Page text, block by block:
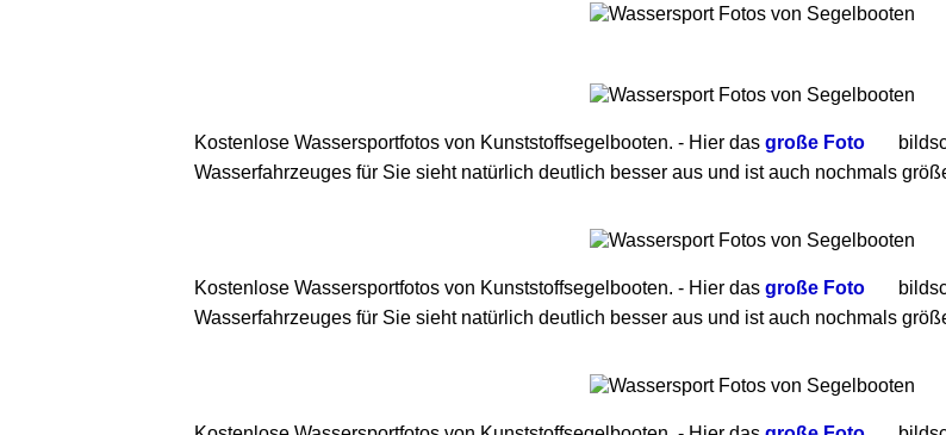
Kostenlose Wassersportfotos von Kunststoffsegelbooten. - Hier das große Foto
Wasserfahrzeuges für Sie sieht natürlich deutlich besser aus und ist auch nochmals
Kostenlose Wassersportfotos von Kunststoffsegelbooten. - Hier das große Foto
Wasserfahrzeuges für Sie sieht natürlich deutlich besser aus und ist auch nochmals